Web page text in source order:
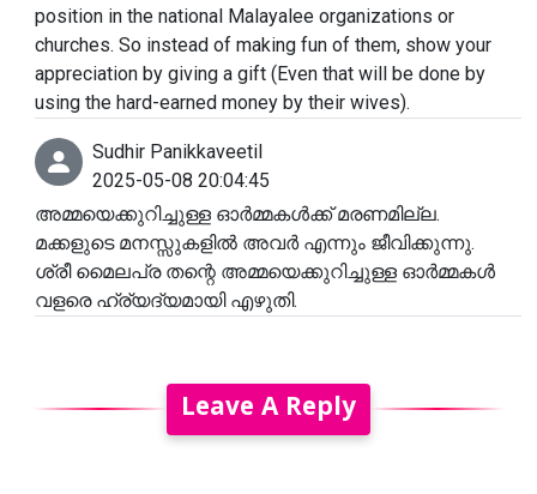
position in the national Malayalee organizations or
churches. So instead of making fun of them, show your
appreciation by giving a gift (Even that will be done by
using the hard-earned money by their wives).
Sudhir Panikkaveetil
2025-05-08 20:04:45
അമ്മയെക്കുറിച്ചുള്ള ഓർമ്മകൾക്ക് മരണമില്ല.
മക്കളുടെ മനസ്സുകളിൽ അവർ എന്നും ജീവിക്കുന്നു.
ശ്രീ മൈലപ്ര തന്റെ അമ്മയെക്കുറിച്ചുള്ള ഓർമ്മകൾ
വളരെ ഹ്ര്യദ്യമായി എഴുതി.
Leave A Reply